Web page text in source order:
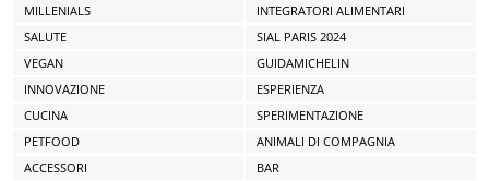
MILLENIALS
INTEGRATORI ALIMENTARI
SALUTE
SIAL PARIS 2024
VEGAN
GUIDAMICHELIN
INNOVAZIONE
ESPERIENZA
CUCINA
SPERIMENTAZIONE
PETFOOD
ANIMALI DI COMPAGNIA
ACCESSORI
BAR